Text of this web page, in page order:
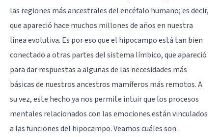
las regiones más ancestrales del encéfalo humano; es decir,
que apareció hace muchos millones de años en nuestra
línea evolutiva. Es por eso que el hipocampo está tan bien
conectado a otras partes del sistema límbico, que apareció
para dar respuestas a algunas de las necesidades más
básicas de nuestros ancestros mamíferos más remotos. A
su vez, este hecho ya nos permite intuir que los procesos
mentales relacionados con las emociones están vinculados
a las funciones del hipocampo. Veamos cuáles son.